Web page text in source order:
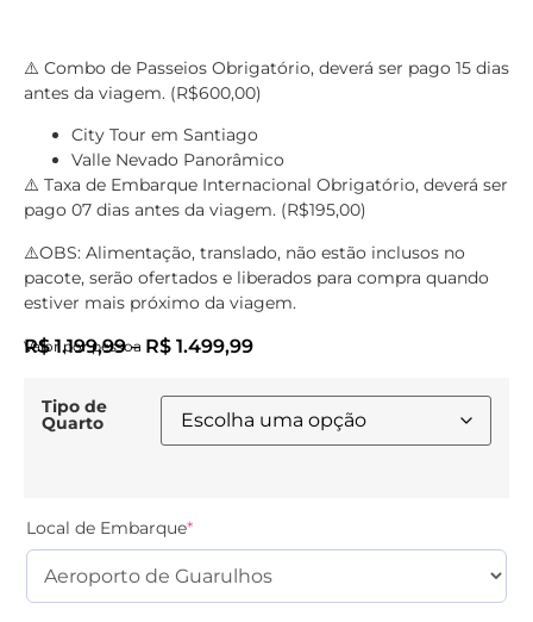
⚠️ Combo de Passeios Obrigatório, deverá ser pago 15 dias
antes da viagem. (R$600,00)
City Tour em Santiago
Valle Nevado Panorâmico
⚠️ Taxa de Embarque Internacional Obrigatório, deverá ser
pago 07 dias antes da viagem. (R$195,00)
⚠️OBS: Alimentação, translado, não estão inclusos no
pacote, serão ofertados e liberados para compra quando
estiver mais próximo da viagem.
R$1.199,99 – R$ 1.499,99
Valor por pessoa
Tipo de
Quarto
Local de Embarque*